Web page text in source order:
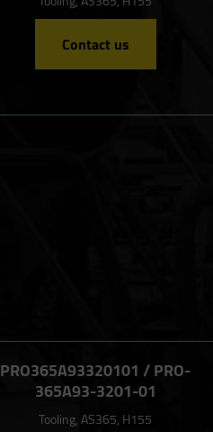
Contact us
PRO365A93320101 / PRO-
365A93-3201-01
Tooling, AS365, H155